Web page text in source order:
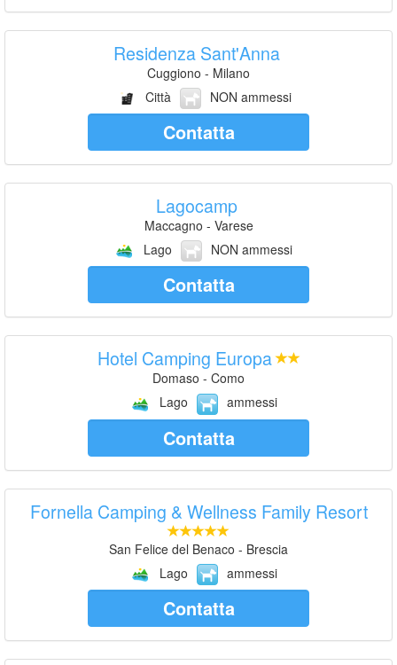
Residenza Sant'Anna
Cuggiono - Milano
Città
NON ammessi
Contatta
Lagocamp
Maccagno - Varese
Lago
NON ammessi
Contatta
Hotel Camping Europa
Domaso - Como
Lago
ammessi
Contatta
Fornella Camping & Wellness Family Resort
San Felice del Benaco - Brescia
Lago
ammessi
Contatta